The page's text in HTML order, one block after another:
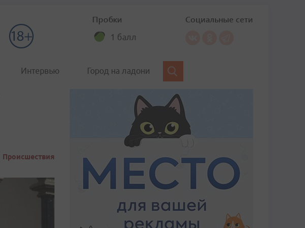
Пробки
1 балл
Социальные сети
Интервью Город на ладони
Происшествия